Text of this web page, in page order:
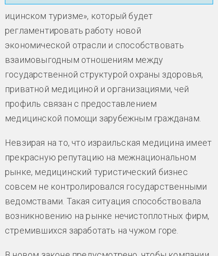
ицинском туризме», который будет
регламентировать работу новой
экономической отрасли и способствовать
взаимовыгодным отношениям между
государственной структурой охраны здоровья,
приватной медициной и организациями, чей
профиль связан с предоставлением
медицинской помощи зарубежным гражданам.
Невзирая на то, что израильская медицина имеет
прекрасную репутацию на межнациональном
рынке, медицинский туристический бизнес
совсем не контролировался государственными
ведомствами. Такая ситуация способствовала
возникновению на рынке нечистоплотных фирм,
стремившихся заработать на чужом горе.